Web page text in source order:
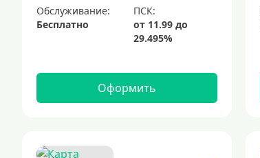
Обслуживание:
Бесплатно
Оформить